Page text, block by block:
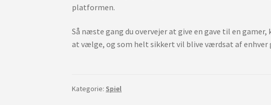
platformen.
Så næste gang du overvejer at give en gave til en
at vælge, og som helt sikkert vil blive værdsat af enhver
Kategorie: Spiel